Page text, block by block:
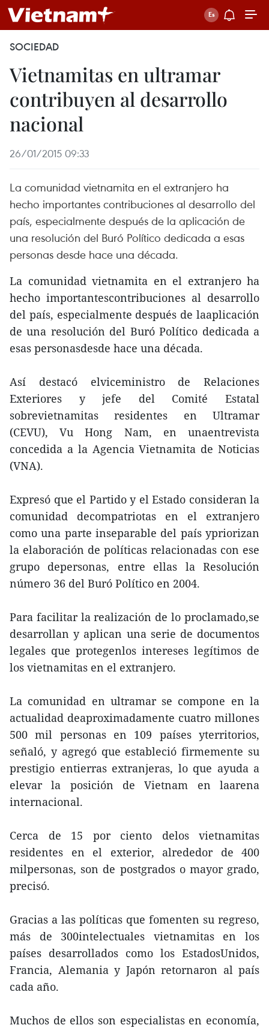
SOCIEDAD
Vietnamitas en ultramar
contribuyen al desarrollo
nacional
26/01/2015 09:33
La comunidad vietnamita en el extranjero ha
hecho importantes contribuciones al desarrollo del
país, especialmente después de la aplicación de
una resolución del Buró Político dedicada a esas
personas desde hace una década.
La comunidad vietnamita en el extranjero ha
hecho importantescontribuciones al desarrollo
del país, especialmente después de laaplicación
de una resolución del Buró Político dedicada a
esas personasdesde hace una década.
Así destacó elviceministro de Relaciones
Exteriores y jefe del Comité Estatal
sobrevietnamitas residentes en Ultramar
(CEVU), Vu Hong Nam, en unaentrevista
concedida a la Agencia Vietnamita de Noticias
(VNA).
Expresó que el Partido y el Estado consideran la
comunidad decompatriotas en el extranjero
como una parte inseparable del país ypriorizan
la elaboración de políticas relacionadas con ese
grupo depersonas, entre ellas la Resolución
número 36 del Buró Político en 2004.
Para facilitar la realización de lo proclamado,se
desarrollan y aplican una serie de documentos
legales que protegenlos intereses legítimos de
los vietnamitas en el extranjero.
La comunidad en ultramar se compone en la
actualidad deaproximadamente cuatro millones
500 mil personas en 109 países yterritorios,
señaló, y agregó que estableció firmemente su
prestigio entierras extranjeras, lo que ayuda a
elevar la posición de Vietnam en laarena
internacional.
Cerca de 15 por ciento delos vietnamitas
residentes en el exterior, alrededor de 400
milpersonas, son de postgrados o mayor grado,
precisó.
Gracias a las políticas que fomenten su regreso,
más de 300intelectuales vietnamitas en los
países desarrollados como los EstadosUnidos,
Francia, Alemania y Japón retornaron al país
cada año.
Muchos de ellos son especialistas en economía,